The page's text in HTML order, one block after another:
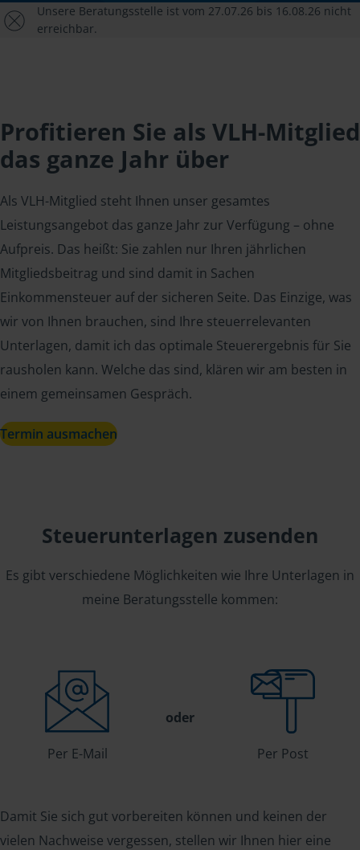
Unsere Beratungsstelle ist vom 27.07.26 bis 16.08.26 nicht
erreichbar.
Profitieren Sie als VLH-Mitglied
das ganze Jahr über
Als VLH-Mitglied steht Ihnen unser gesamtes
Leistungsangebot das ganze Jahr zur Verfügung – ohne
Aufpreis. Das heißt: Sie zahlen nur Ihren jährlichen
Mitgliedsbeitrag und sind damit in Sachen
Einkommensteuer auf der sicheren Seite. Das Einzige, was
wir von Ihnen brauchen, sind Ihre steuerrelevanten
Unterlagen, damit ich das optimale Steuerergebnis für Sie
rausholen kann. Welche das sind, klären wir am besten in
einem gemeinsamen Gespräch.
Termin ausmachen
Steuerunterlagen zusenden
Es gibt verschiedene Möglichkeiten wie Ihre Unterlagen in
meine Beratungsstelle kommen:
Per E-Mail
oder
Per Post
Damit Sie sich gut vorbereiten können und keinen der
vielen Nachweise vergessen, stellen wir Ihnen hier eine